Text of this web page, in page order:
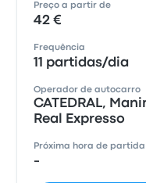
Preço a partir de
42 €
Frequência
11 partidas/dia
Operador de autocarro
CATEDRAL,
Real Expresso
Próxima hora de
-